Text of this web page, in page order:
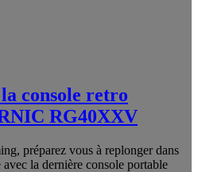
console retro
RG40XXV
préparez vous à replonger dans
avec la dernière console portable